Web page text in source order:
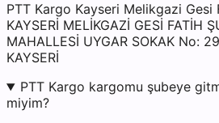
PTT Kargo Kayseri Melikgazi Gesi
KAYSERİ MELİKGAZİ GESİ FATİH
MAHALLESİ UYGAR SOKAK No:
KAYSERİ
PTT Kargo kargomu şubeye
miyim?